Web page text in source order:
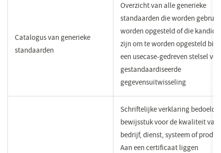
Catalogus van generieke
standaarden
Overzicht van alle generieke
standaarden die worden
worden opgesteld of die
zijn om te worden opgesteld
een usecase-gedreven stelsel
gestandaardiseerde
gegevensuitwisseling
Schriftelijke verklaring bedoeld
bewijsstuk voor de kwaliteit van
bedrijf, dienst, systeem of
Aan een certificaat liggen